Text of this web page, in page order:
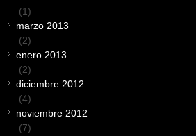
(1)
marzo 2013
(2)
enero 2013
(2)
diciembre 2012
(4)
noviembre 2012
(7)